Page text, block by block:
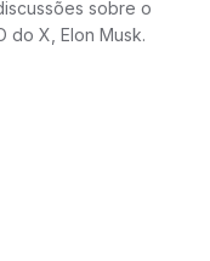
sobre o
do X, Elon Musk.